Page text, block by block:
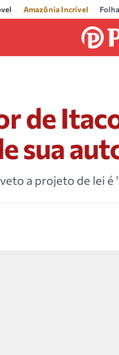
Amazônia Incrível
de
sua
a projeto de lei